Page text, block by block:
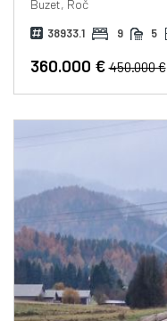
Buzet, Roč
38933.1 9 5
360.000 €450.000 €